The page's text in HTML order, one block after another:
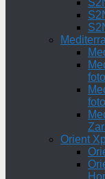
Orient